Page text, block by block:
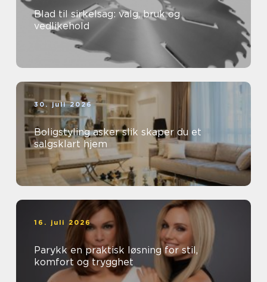
Blad til sirkelsag: valg, bruk og
vedlikehold
30. juli 2026
Boligstyling asker slik skaper du et
salgsklart hjem
16. juli 2026
Parykk en praktisk løsning for stil,
komfort og trygghet